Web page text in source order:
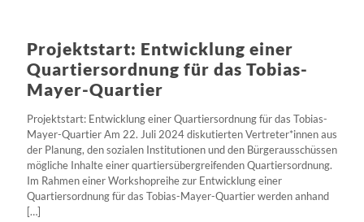
Projektstart: Entwicklung einer
Quartiersordnung für das Tobias-
Mayer-Quartier
Projektstart: Entwicklung einer Quartiersordnung für das Tobias-
Mayer-Quartier Am 22. Juli 2024 diskutierten Vertreter*innen aus
der Planung, den sozialen Institutionen und den Bürgerausschüssen
mögliche Inhalte einer quartiersübergreifenden Quartiersordnung.
Im Rahmen einer Workshopreihe zur Entwicklung einer
Quartiersordnung für das Tobias-Mayer-Quartier werden anhand
[…]